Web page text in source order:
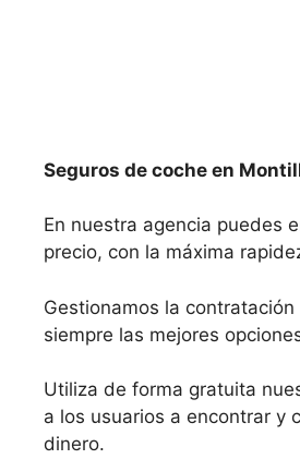
Seguros de coche en
En nuestra agencia puedes
precio, con la máxima
Gestionamos la
siempre las mejores
Utiliza de forma gratuita
a los usuarios a encontrar y
dinero.